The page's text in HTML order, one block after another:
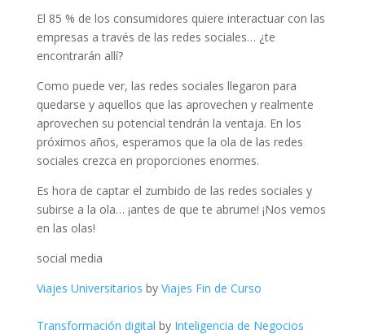
El 85 % de los consumidores quiere interactuar con las
empresas a través de las redes sociales… ¿te
encontrarán allí?
Como puede ver, las redes sociales llegaron para
quedarse y aquellos que las aprovechen y realmente
aprovechen su potencial tendrán la ventaja. En los
próximos años, esperamos que la ola de las redes
sociales crezca en proporciones enormes.
Es hora de captar el zumbido de las redes sociales y
subirse a la ola… ¡antes de que te abrume! ¡Nos vemos
en las olas!
social media
Viajes Universitarios by Viajes Fin de Curso
Transformación digital by Inteligencia de Negocios